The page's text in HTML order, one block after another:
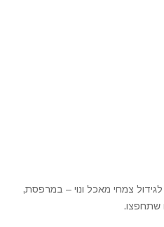
לגידול צמחי מאכל ונוי – במרפסת,
שתחפצו.